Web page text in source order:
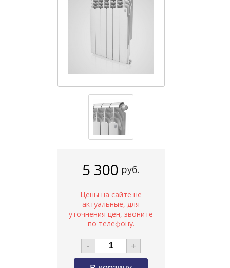
5 300 руб.
- +